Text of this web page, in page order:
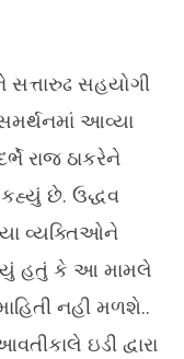
સત્તારુઢ સહયોગી
આવ્યા
રાજ ઠાકરેને
છે. ઉદ્ધવ
વ્યક્તિઓને
હતું કે આ મામલે
નહી મળશે..
ઇડી દ્વારા